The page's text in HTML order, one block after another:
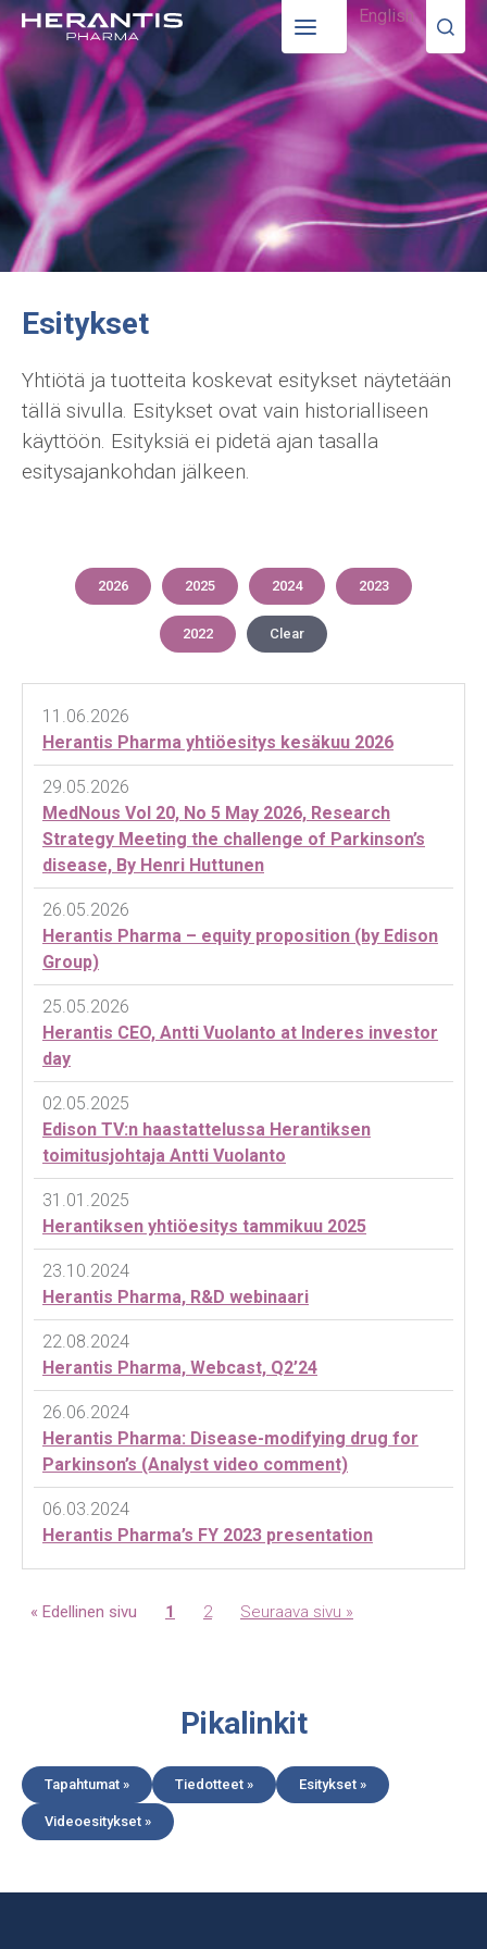
English
Esitykset
Yhtiötä ja tuotteita koskevat esitykset näytetään
tällä sivulla. Esitykset ovat vain historialliseen
käyttöön. Esityksiä ei pidetä ajan tasalla
esitysajankohdan jälkeen.
2026 2025 2024 2023
2022 Clear
11.06.2026
Herantis Pharma yhtiöesitys kesäkuu 2026
29.05.2026
MedNous Vol 20, No 5 May 2026, Research
Strategy Meeting the challenge of Parkinson’s
disease, By Henri Huttunen
26.05.2026
Herantis Pharma – equity proposition (by Edison
Group)
25.05.2026
Herantis CEO, Antti Vuolanto at Inderes investor
day
02.05.2025
Edison TV:n haastattelussa Herantiksen
toimitusjohtaja Antti Vuolanto
31.01.2025
Herantiksen yhtiöesitys tammikuu 2025
23.10.2024
Herantis Pharma, R&D webinaari
22.08.2024
Herantis Pharma, Webcast, Q2’24
26.06.2024
Herantis Pharma: Disease-modifying drug for
Parkinson’s (Analyst video comment)
06.03.2024
Herantis Pharma’s FY 2023 presentation
« Edellinen sivu Sivu
1 Sivu
2 Seuraava sivu »
Pikalinkit
Tapahtumat » Tiedotteet » Esitykset »
Videoesitykset »